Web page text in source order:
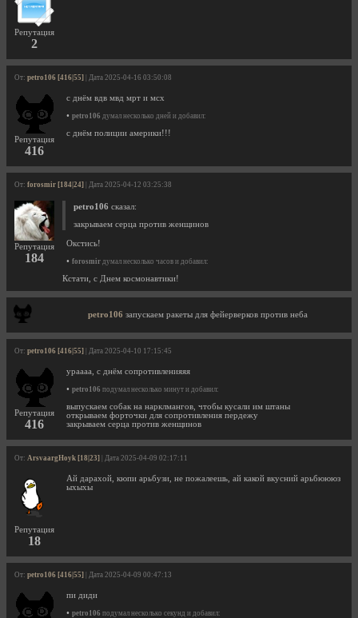
Репутация
2
От: petro106 [416|55] | Дата 2025-04-16 03:50:08
Репутация
416
с днём вдв мвд мрт и мсх
• petro106 думал несколько дней и добавил:
с днём полиции америки!!!
От: forosmir [184|24] | Дата 2025-04-12 03:25:38
Репутация
184
petro106 сказал:
закрываем серца против женщинов
Окстись!
• forosmir думал несколько часов и добавил:
Кстати, с Днем космонавтики!
petro106 запускаем ракеты для фейерверков против неба
От: petro106 [416|55] | Дата 2025-04-10 17:15:45
Репутация
416
ураааа, с днём сопротивленияяя
• petro106 подумал несколько минут и добавил:
выпускаем собак на нарклмангов, чтобы кусали им штаны
открываем форточки для сопротивления пердежу
закрываем серца против женщинов
От: ArsvaargHoyk [18|23] | Дата 2025-04-09 02:17:11
Репутация
18
Ай дарахой, кюпи арьбузи, не пожалеешь, ай какой вкусний арьбюююз
ыхыхы
От: petro106 [416|55] | Дата 2025-04-09 00:47:13
пи диди
• petro106 подумал несколько секунд и добавил: